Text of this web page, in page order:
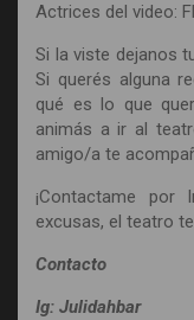
Actrices del video:
Si la viste dejanos
Si querés alguna
qué es lo que
animás a ir al
amigo/a te
¡Contactame
excusas, el teatro
Contacto
Ig: Julidahbar